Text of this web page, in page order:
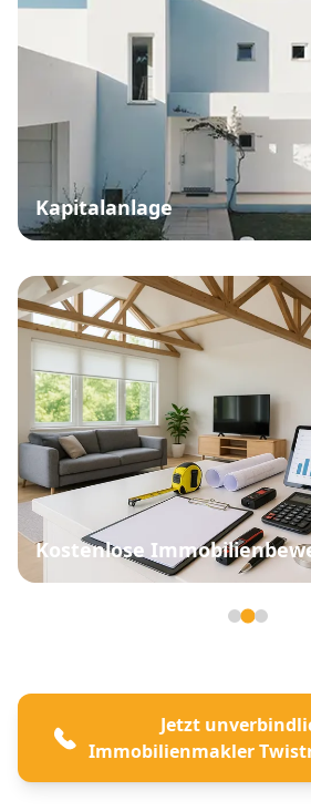
Kapitalanlage
Kostenlose
Jetzt
Immobilienmakler
lassen